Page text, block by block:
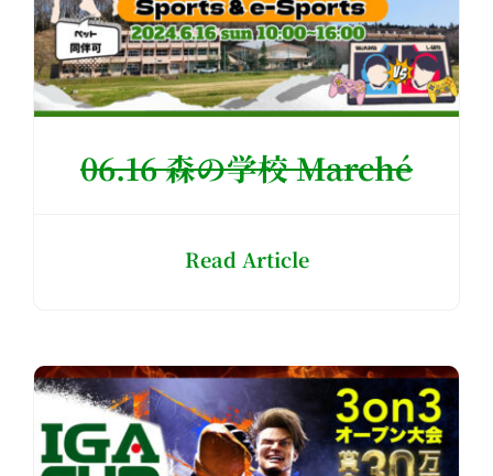
06.16 森の学校 Marché
Read Article